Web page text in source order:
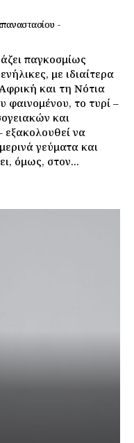
-
παγκοσμίως
με ιδιαίτερα
και τη Νότια
το τυρί –
και
να
γεύματα και
όμως, στον...